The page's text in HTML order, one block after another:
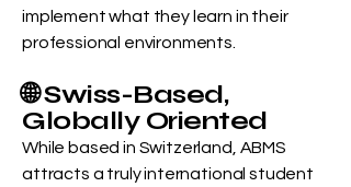
implement what they learn in their
professional environments.
🌐 Swiss-Based,
Globally Oriented
While based in Switzerland, ABMS
attracts a truly international student